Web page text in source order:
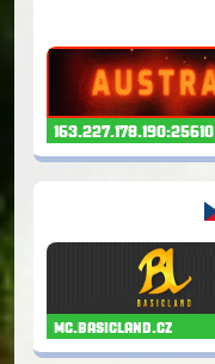
163.227.178.190:25610
mc.basicland.cz